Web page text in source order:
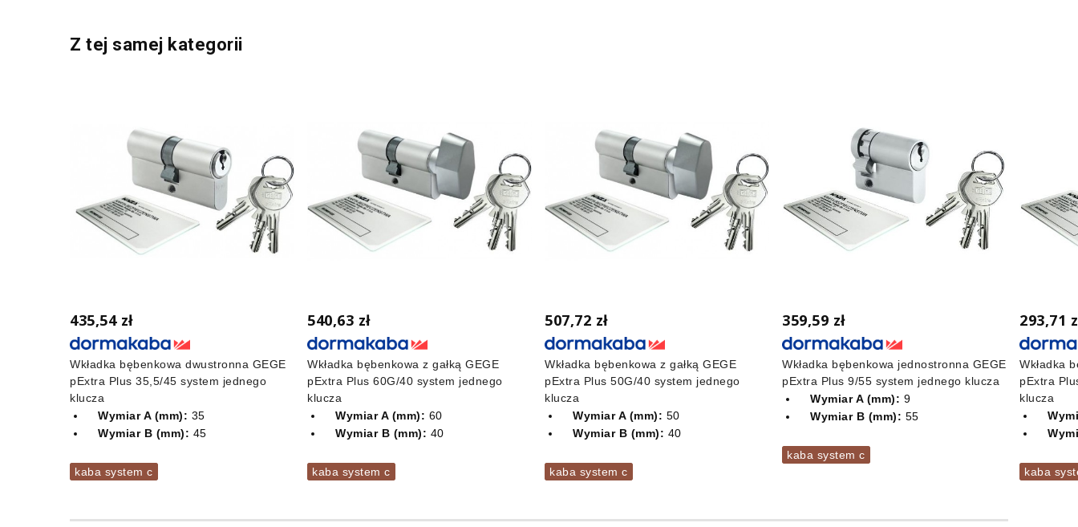
Z tej samej kategorii
435,54 zł
Wkładka bębenkowa dwustronna GEGE
pExtra Plus 35,5/45 system jednego
klucza
Wymiar A (mm): 35
Wymiar B (mm): 45
kaba system c
540,63 zł
Wkładka bębenkowa z gałką GEGE
pExtra Plus 60G/40 system jednego
klucza
Wymiar A (mm): 60
Wymiar B (mm): 40
kaba system c
507,72 zł
Wkładka bębenkowa z gałką GEGE
pExtra Plus 50G/40 system jednego
klucza
Wymiar A (mm): 50
Wymiar B (mm): 40
kaba system c
359,59 zł
Wkładka bębenkowa jednostronna GEGE
pExtra Plus 9/55 system jednego klucza
Wymiar A (mm): 9
Wymiar B (mm): 55
kaba system c
293,71
Wkładka
pExtra
klucza
kaba